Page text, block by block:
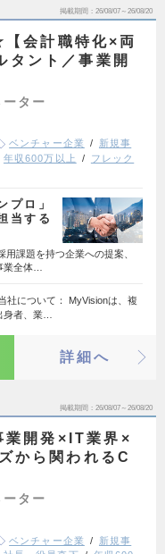
掲載期間 26/08/07～26/08/20
会計職特化×両
タント／事業開
ター
ベンチャー企業
新規事
年収600万以上
フレック
プロ」
当する
用課題を持つ企業への提案、
業全体…
社について： MyVisionは、複
身者、業…
詳細へ
掲載期間 26/08/07～26/08/20
業開発×IT業界×
から関われるC
ター
ベンチャー企業
新規事